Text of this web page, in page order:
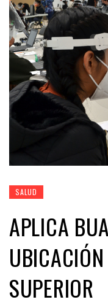
SALUD
APLICA
SUPERIOR